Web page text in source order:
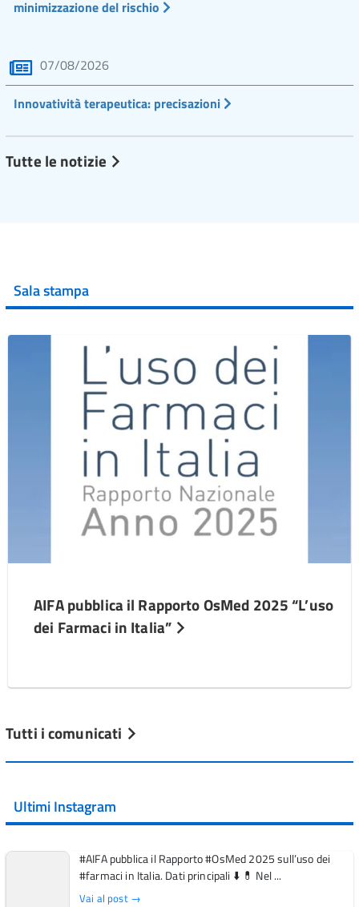
minimizzazione del rischio
07/08/2026
Innovatività terapeutica: precisazioni
Tutte le notizie
Sala stampa
AIFA pubblica il Rapporto OsMed 2025 “L’uso
dei Farmaci in Italia”
Tutti i comunicati
Ultimi Instagram
#AIFA pubblica il Rapporto #OsMed 2025 sull’uso dei
#farmaci in Italia. Dati principali ⬇️ 💊 Nel ...
Vai al post →